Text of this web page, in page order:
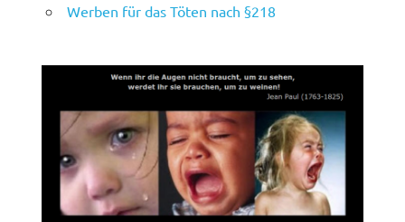
Werben für das Töten nach §218